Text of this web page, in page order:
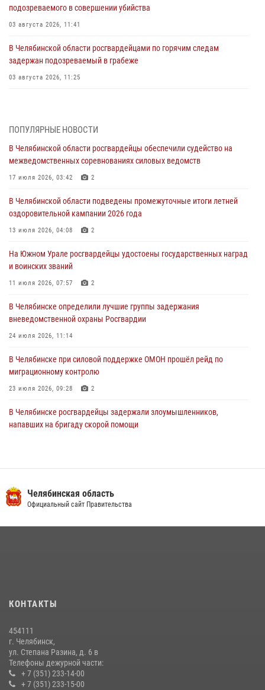
подозреваемого в совершении убийства
03 августа 2026, 11:41
В Челябинской области росгвардейцами по горячим следам
задержан подозреваемый в грабеже
03 августа 2026, 11:25
03 августа 2026, 09:22 1
Авиация Росгвардии совершила более 250 санитарных вылетов в
Донецкой Народной Республике
31 июля 2026, 11:33
Росгвардия обеспечивает безопасность граждан на южном
направлении
31 июля 2026, 11:32
В Уральском округе Росгвардии состоялось заседание
оперативного штаба
30 июля 2026, 10:53
ПОПУЛЯРНЫЕ НОВОСТИ
В Челябинской области росгвардейцы обеспечили судейство на
межведомственных соревнованиях силовых ведомств
17 июля 2026, 03:42 2
В Челябинской области подведены промежуточные итоги летней
оздоровительной кампании 2026 года
13 июля 2026, 04:08 2
На Южном Урале росгвардейцы удостоены государственных наград
и воинских званий
11 июля 2026, 07:57 2
В Челябинске определили лучшие группы задержания
вневедомственной охраны Росгвардии
24 июля 2026, 11:14
В Челябинске при силовой поддержке ОМОН прошёл рейд по
миграционному контролю
23 июля 2026, 09:28 2
В Челябинске росгвардейцы задержали злоумышленников,
напавших на бригаду скорой помощи
13 июля 2026, 03:02 5
08 июля 2026, 12:05
Челябинская область
Официальный сайт Правительства
КОНТАКТЫ
454111
г. Челябинск,
ул. Степана Разина, д. 6 в
Телефоны дежурной части:
+ 7 (351) 233-14-00
+ 7 (351) 233-15-00